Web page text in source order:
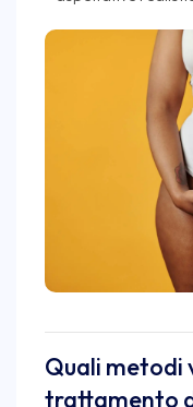
Quali metodi
trattamento